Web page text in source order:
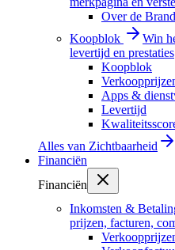
Over de
Koopblok
Win
levertijd en prestaties
Koopblok
Apps &
Levertijd
Alles van Zichtbaarheid
Financiën
Financiën
Inkomsten &
prijzen, facturen,